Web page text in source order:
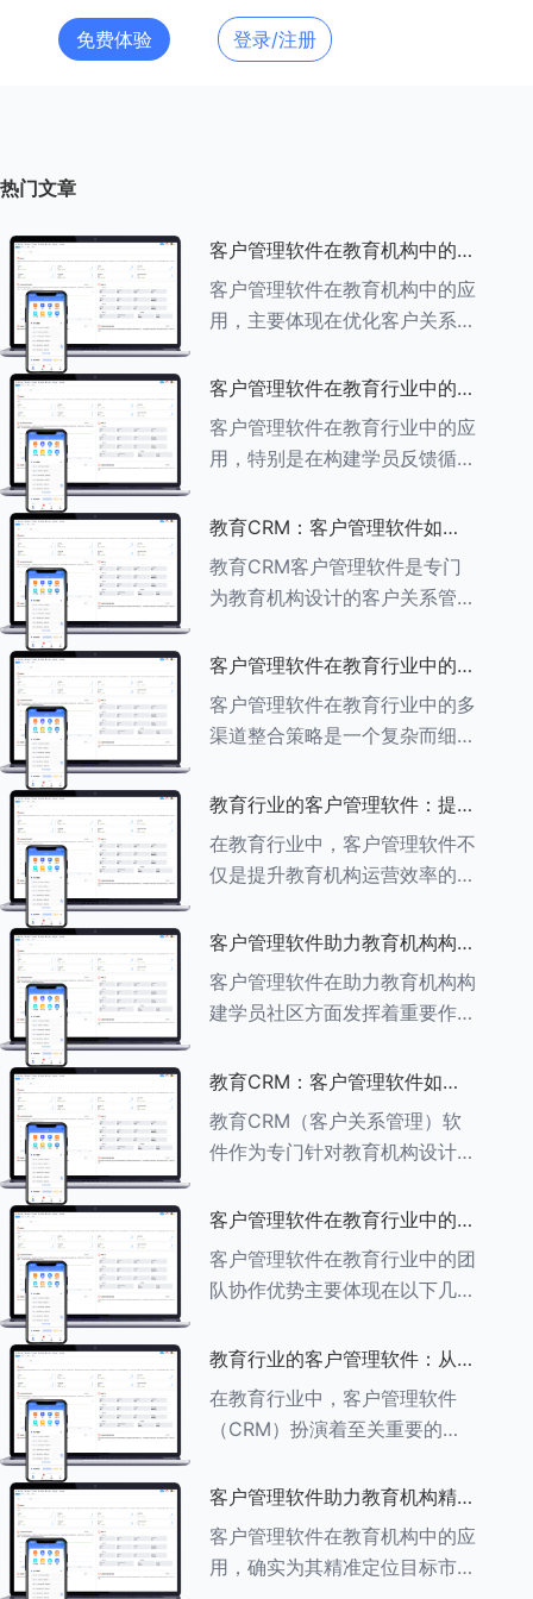
免费体验 登录/注册
热门文章
客户管理软件在教育机构中的应
用探索
客户管理软件在教育机构中的应
用，主要体现在优化客户关系管
作效率及促进业务增长等多个方
面。以下是对客户管理软件在教
育机构中应用的具体探索：
###一、
客户管理软件在教育行业中的学
员反馈循环机制
客户管理软件在教育行业中的应
用，特别是在构建学员反馈循环
用。以下是对客户管理软件在教
育行业中学员反馈循环机制的详
细分析： ###一、学员反馈循
环机制
教育CRM：客户管理软件如何
助力教育机构实现可持续发展
教育CRM客户管理软件是专门
为教育机构设计的客户关系管理
家长、教师及其他相关方的互
动，对教育机构实现可持续发展
具有重要意义。以下是教育
CRM如何助力教育
客户管理软件在教育行业中的多
渠道整合策略
客户管理软件在教育行业中的多
渠道整合策略是一个复杂而细致
多种渠道，提升教育机构的市场
竞争力、客户满意度和运营效
率。以下是对这一策略的具体分
析： ###
教育行业的客户管理软件：提升
家长参与度的关键
在教育行业中，客户管理软件不
仅是提升教育机构运营效率的重
促进家校合作的关键。以下将详
细探讨如何通过教育行业的客户
管理软件来提升家长的参与度。
###
客户管理软件助力教育机构构建
学员社区
客户管理软件在助力教育机构构
建学员社区方面发挥着重要作
述其助力作用： ###一、学员
信息管理 客户管理软件具备强
大的学员信息管理功能，能够集
中存储
教育CRM：客户管理软件如何
增强教育品牌影响力
教育CRM（客户关系管理）软
件作为专门针对教育机构设计的
影响力方面发挥着重要作用。以
下详细分析教育CRM软件如何
助力提升教育品牌影响力：
###一、
客户管理软件在教育行业中的团
队协作优势
客户管理软件在教育行业中的团
队协作优势主要体现在以下几个
与共享 客户管理软件作为强大
的信息存储库，能够整合并记录
学生的基本信息（如姓名、年
龄、联
教育行业的客户管理软件：从招
生到毕业的全方位管理
在教育行业中，客户管理软件
（CRM）扮演着至关重要的角
全方位管理，提升教育机构的管
理效率和学员满意度。以下是一
些适合教育行业的CRM软件及
其功能特点：
客户管理软件助力教育机构精准
定位目标市场
客户管理软件在教育机构中的应
用，确实为其精准定位目标市场